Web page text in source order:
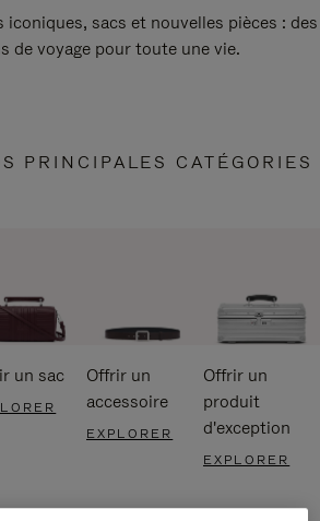
iconiques, sacs et nouvelles pièces : des
de voyage pour toute une vie.
PRINCIPALES CATÉGORIES
un sac
Offrir un
accessoire
EXPLORER
Offrir un
produit
d'exception
EXPLORER